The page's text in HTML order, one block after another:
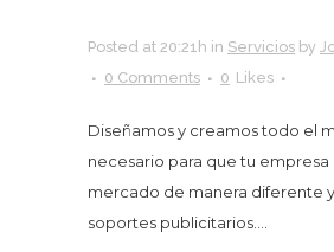
Posted at 20:21h in Servicios by
0 Comments
0 Likes
Diseñamos y creamos todo el
necesario para que tu empresa
mercado de manera diferente
soportes publicitarios....